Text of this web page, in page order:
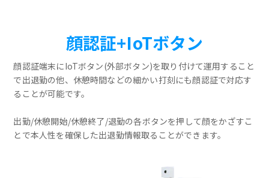
顔認証+IoTボタン
顔認証端末にIoTボタン(外部ボタン)を取り付けて運用すること
で出退勤の他、休憩時間などの細かい打刻にも顔認証で対応す
ることが可能です。
出勤/休憩開始/休憩終了/退勤の各ボタンを押して顔をかざすこ
とで本人性を確保した出退勤情報取ることができます。